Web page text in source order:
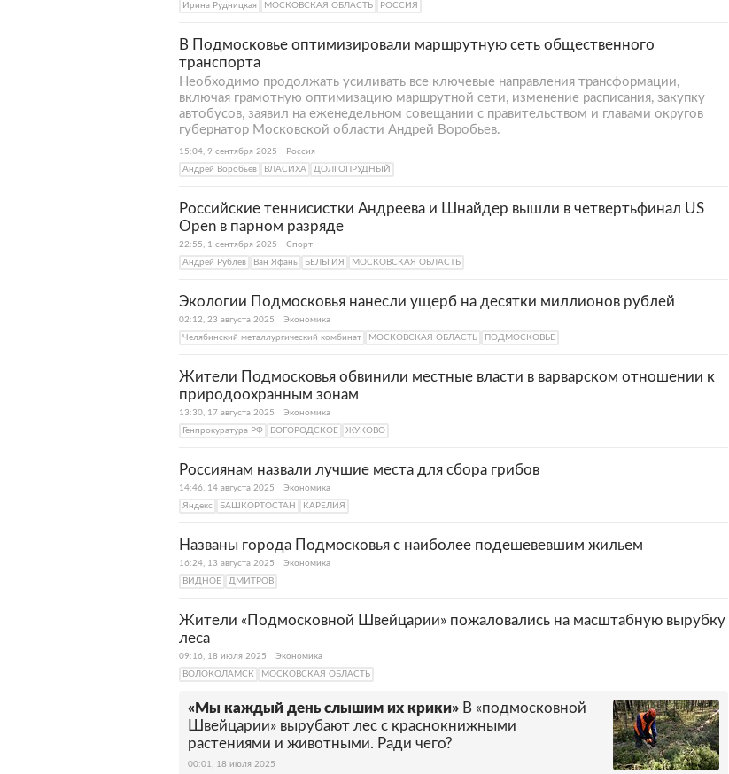
Ирина Рудницкая
МОСКОВСКАЯ ОБЛАСТЬ РОССИЯ
В Подмосковье оптимизировали маршрутную сеть общественного
транспорта
Необходимо продолжать усиливать все ключевые направления трансформации,
включая грамотную оптимизацию маршрутной сети, изменение расписания, закупку
автобусов, заявил на еженедельном совещании с правительством и главами округов
губернатор Московской области Андрей Воробьев.
15:04, 9 сентября 2025
Россия
Андрей Воробьев
ВЛАСИХА ДОЛГОПРУДНЫЙ
Российские теннисистки Андреева и Шнайдер вышли в четвертьфинал US
Open в парном разряде
22:55, 1 сентября 2025
Спорт
Андрей Рублев
Ван Яфань БЕЛЬГИЯ МОСКОВСКАЯ ОБЛАСТЬ
Экологии Подмосковья нанесли ущерб на десятки миллионов рублей
02:12, 23 августа 2025
Экономика
Челябинский металлургический комбинат
МОСКОВСКАЯ ОБЛАСТЬ ПОДМОСКОВЬЕ
Жители Подмосковья обвинили местные власти в варварском отношении к
природоохранным зонам
13:30, 17 августа 2025
Экономика
Генпрокуратура РФ
БОГОРОДСКОЕ ЖУКОВО
Россиянам назвали лучшие места для сбора грибов
14:46, 14 августа 2025
Экономика
Яндекс
БАШКОРТОСТАН КАРЕЛИЯ
Названы города Подмосковья с наиболее подешевевшим жильем
16:24, 13 августа 2025
Экономика
ВИДНОЕ
ДМИТРОВ
Жители «Подмосковной Швейцарии» пожаловались на масштабную вырубку
леса
09:16, 18 июля 2025
Экономика
ВОЛОКОЛАМСК
МОСКОВСКАЯ ОБЛАСТЬ
«Мы каждый день слышим их крики» В «подмосковной
Швейцарии» вырубают лес с краснокнижными
растениями и животными. Ради чего?
00:01, 18 июля 2025